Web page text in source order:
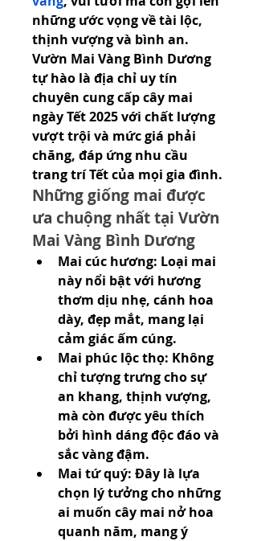
những ước vọng về tài lộc,
thịnh vượng và bình an.
Vườn Mai Vàng Bình Dương
tự hào là địa chỉ uy tín
chuyên cung cấp cây mai
ngày Tết 2025 với chất lượng
vượt trội và mức giá phải
chăng, đáp ứng nhu cầu
trang trí Tết của mọi gia đình.
Những giống mai được
ưa chuộng nhất tại Vườn
Mai Vàng Bình Dương
Mai cúc hương: Loại mai
này nổi bật với hương
thơm dịu nhẹ, cánh hoa
dày, đẹp mắt, mang lại
cảm giác ấm cúng.
Mai phúc lộc thọ: Không
chỉ tượng trưng cho sự
an khang, thịnh vượng,
mà còn được yêu thích
bởi hình dáng độc đáo và
sắc vàng đậm.
Mai tứ quý: Đây là lựa
chọn lý tưởng cho những
ai muốn cây mai nở hoa
quanh năm, mang ý